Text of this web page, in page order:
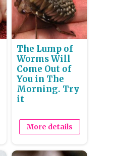
The Lump of
Worms Will
Come Out of
You in The
Morning. Try
it
More details